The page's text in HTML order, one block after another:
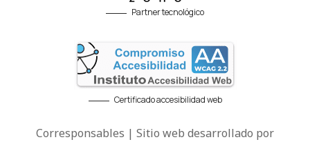
Partner tecnológico
Certificado accesibilidad web
Corresponsables | Sitio web desarrollado por